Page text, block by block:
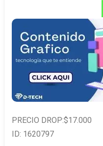
PRECIO DROP:$17.000
ID: 1620797